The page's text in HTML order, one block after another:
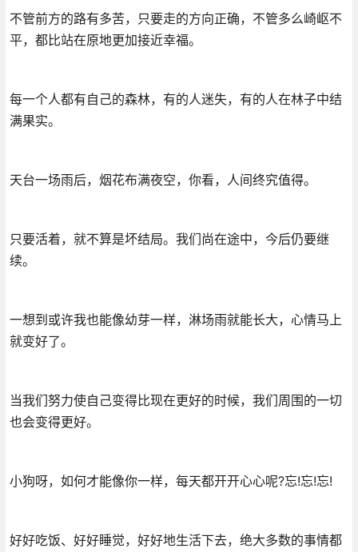
不管前方的路有多苦，只要走的方向正确，不管多么崎岖不
平，都比站在原地更加接近幸福。
每一个人都有自己的森林，有的人迷失，有的人在林子中结
满果实。
天台一场雨后，烟花布满夜空，你看，人间终究值得。
只要活着，就不算是坏结局。我们尚在途中，今后仍要继
续。
一想到或许我也能像幼芽一样，淋场雨就能长大，心情马上
就变好了。
当我们努力使自己变得比现在更好的时候，我们周围的一切
也会变得更好。
小狗呀，如何才能像你一样，每天都开开心心呢?忘!忘!忘!
好好吃饭、好好睡觉，好好地生活下去，绝大多数的事情都